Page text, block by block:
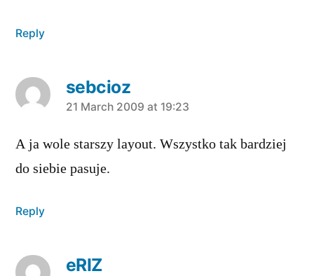
Reply
sebcioz
says:
21 March 2009 at 19:23
A ja wole starszy layout. Wszystko tak bardziej
do siebie pasuje.
Reply
eRIZ